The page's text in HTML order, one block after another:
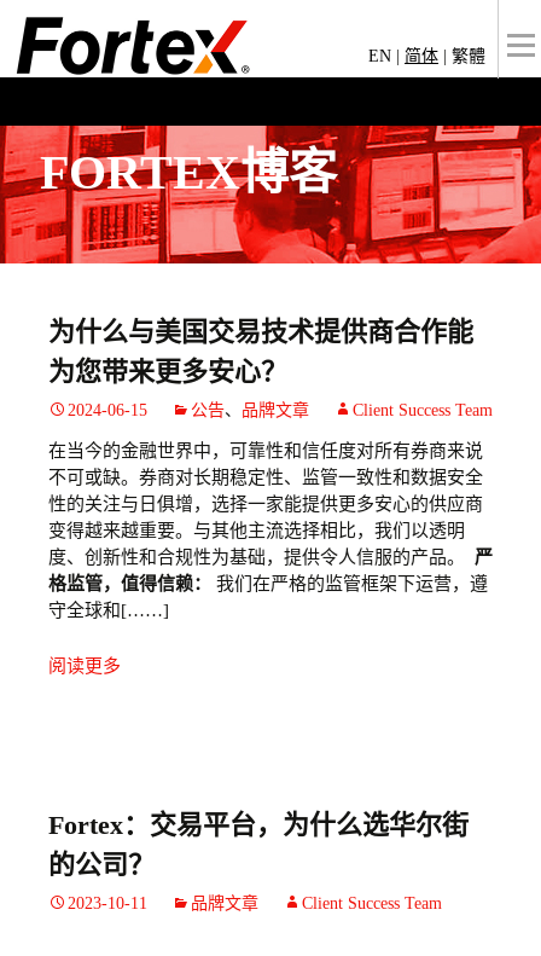
EN 简体 繁體
FORTEX博客
为什么与美国交易技术提供商合作能
为您带来更多安心？
2024-06-15 公告、 品牌文章 Client Success Team
在当今的金融世界中，可靠性和信任度对所有券商来说
不可或缺。券商对长期稳定性、监管一致性和数据安全
性的关注与日俱增，选择一家能提供更多安心的供应商
变得越来越重要。与其他主流选择相比，我们以透明
度、创新性和合规性为基础，提供令人信服的产品。
严
格监管，值得信赖： 我们在严格的监管框架下运营，遵
守全球和[……]
阅读更多
Fortex：交易平台，为什么选华尔街
的公司？
2023-10-11 品牌文章 Client Success Team